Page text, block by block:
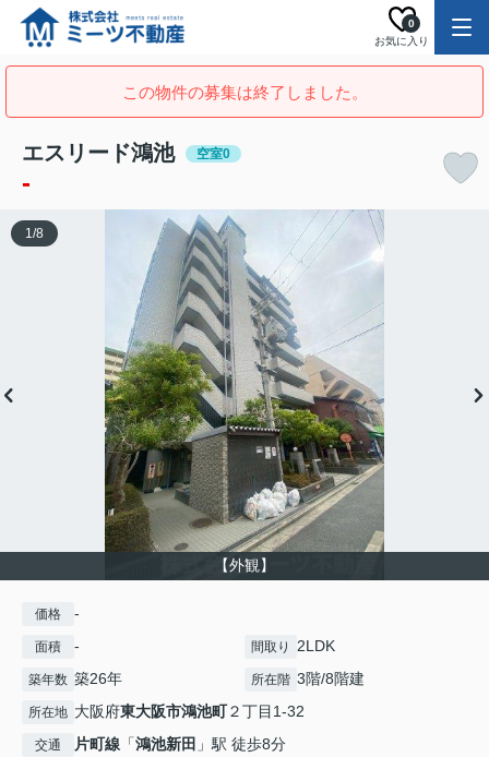
お気に入り
0
この物件の募集は終了しました。
エスリード鴻池 空室0
-
【外観】
1/8
価格 -
面積 - 間取り 2LDK
築年数 築26年 所在階 3階/8階建
所在地 大阪府東大阪市鴻池町２丁目1-32
交通 片町線 「鴻池新田 」駅 徒歩8分